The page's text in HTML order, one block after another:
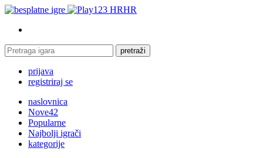
HR
pretraži
prijava
registriraj se
naslovnica
Nove42
Popularne
Najbolji igrači
kategorije